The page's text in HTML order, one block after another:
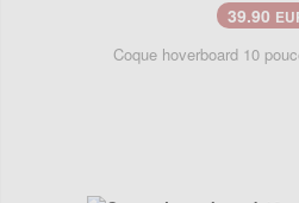
39.90
Coque hoverboard 10